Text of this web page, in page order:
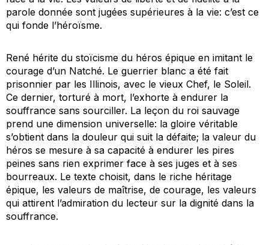
parole donnée sont jugées supérieures à la vie: c’est ce
qui fonde l’héroïsme.
René hérite du stoïcisme du héros épique en imitant le
courage d’un Natché. Le guerrier blanc a été fait
prisonnier par les Illinois, avec le vieux Chef, le Soleil.
Ce dernier, torturé à mort, l’exhorte à endurer la
souffrance sans sourciller. La leçon du roi sauvage
prend une dimension universelle: la gloire véritable
s’obtient dans la douleur qui suit la défaite; la valeur du
héros se mesure à sa capacité à endurer les pires
peines sans rien exprimer face à ses juges et à ses
bourreaux. Le texte choisit, dans le riche héritage
épique, les valeurs de maîtrise, de courage, les valeurs
qui attirent l’admiration du lecteur sur la dignité dans la
souffrance.